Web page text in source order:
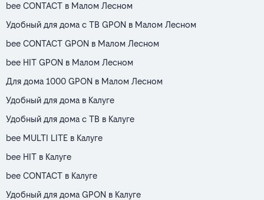
bee CONTACT в Малом Лесном
Удобный для дома с ТВ GPON в Малом Лесном
bee CONTACT GPON в Малом Лесном
bee HIT GPON в Малом Лесном
Для дома 1000 GPON в Малом Лесном
Удобный для дома в Калуге
Удобный для дома с ТВ в Калуге
bee MULTI LITE в Калуге
bee HIT в Калуге
bee CONTACT в Калуге
Удобный для дома GPON в Калуге